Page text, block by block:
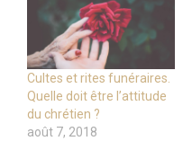
Cultes et rites funéraires.
Quelle doit être l’attitude
du chrétien ?
août 7, 2018